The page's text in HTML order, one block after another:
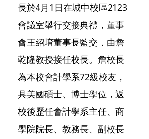
長於4月1日在城中校區2123
會議室舉行交接典禮，董事
會王紹堉董事長監交，由詹
乾隆教授接任校長。詹校長
為本校會計學系72級校友，
具美國碩士、博士學位，返
校後歷任會計學系主任、商
學院院長、教務長、副校長